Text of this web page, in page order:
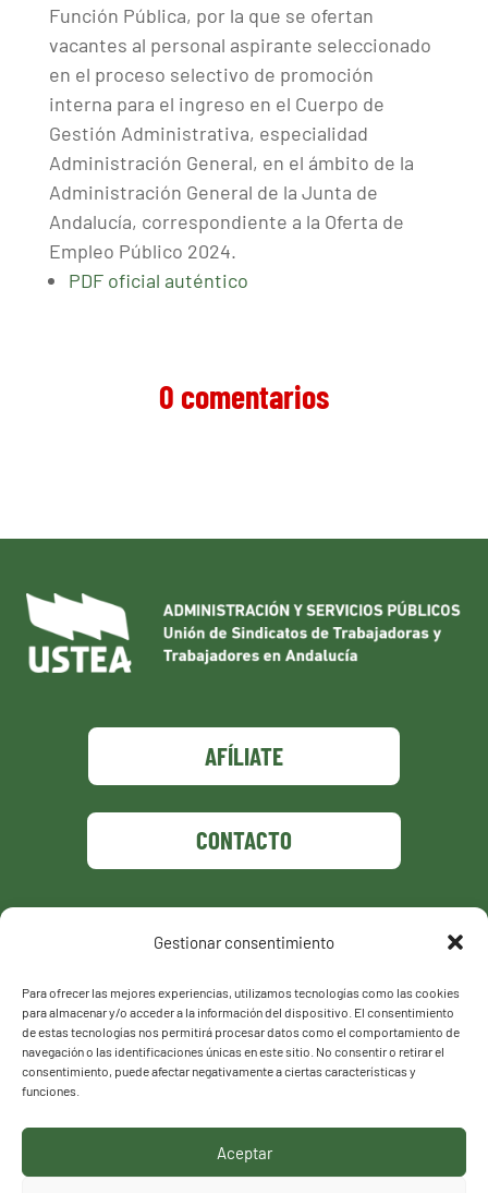
Gestionar consentimiento
Para ofrecer las mejores experiencias, utilizamos tecnologías como las cookies
para almacenar y/o acceder a la información del dispositivo. El consentimiento
de estas tecnologías nos permitirá procesar datos como el comportamiento de
navegación o las identificaciones únicas en este sitio. No consentir o retirar el
consentimiento, puede afectar negativamente a ciertas características y
funciones.
Aceptar
Función Pública, por la que se ofertan
vacantes al personal aspirante seleccionado
en el proceso selectivo de promoción
interna para el ingreso en el Cuerpo de
Gestión Administrativa, especialidad
Administración General, en el ámbito de la
Administración General de la Junta de
Andalucía, correspondiente a la Oferta de
Empleo Público 2024.
PDF oficial auténtico
0 comentarios
AFÍLIATE
CONTACTO
HACEMOS LO QUE